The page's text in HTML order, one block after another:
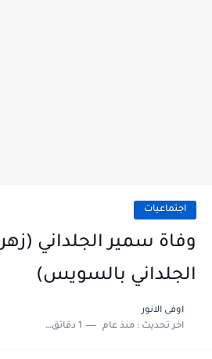
اجتماعيات
وفاة سمير الجلداني
الجلداني بالسويس)
اوفى الانور
اخر تحديث :منذ عام 1 دقائق للقراءة